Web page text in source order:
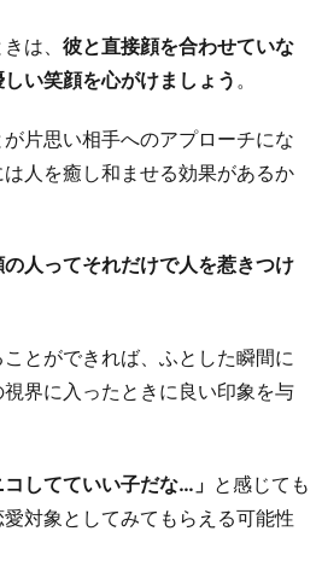
は、 彼と直接顔を合わせていな
い笑顔を心がけましょう 。
片思い相手へのアプローチにな
人を癒し和ませる効果があるか
人ってそれだけで人を惹きつけ
とができれば、ふとした瞬間に
界に入ったときに良い印象を与
してていい子だな…」 と感じても
対象としてみてもらえる可能性